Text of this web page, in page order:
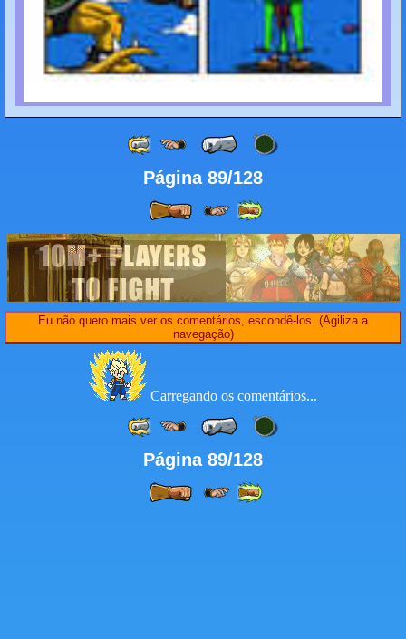
Página 89/128
Eu não quero mais ver os comentários, escondê-los. (Agiliza a
navegação)
Carregando os comentários...
Página 89/128